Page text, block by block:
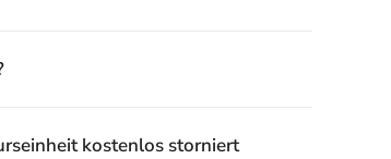
kostenlos storniert